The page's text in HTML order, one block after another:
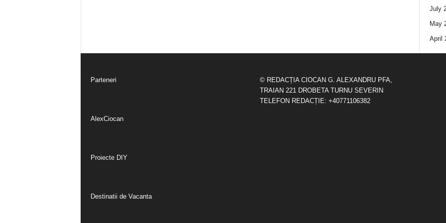
July
May
April
Parteneri
AlexCiocan
Proiecte DIY
Destinatii de Vacanta
© REDACȚIA CIOCAN G. ALEXANDRU PFA,
TRAIAN 221 DROBETA TURNU SEVERIN
TELEFON REDACȚIE: +40771106382